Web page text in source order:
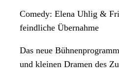
Comedy: Elena Uhlig &
feindliche Übernahme
Das neue
und kleinen Dramen des